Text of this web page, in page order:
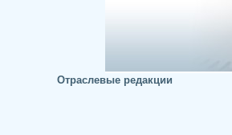
Отраслевые редакции